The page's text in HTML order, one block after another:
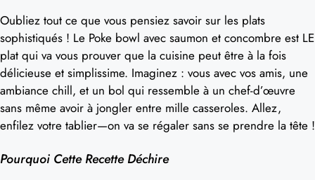
Oubliez tout ce que vous pensiez savoir sur les plats
sophistiqués ! Le Poke bowl avec saumon et concombre est LE
plat qui va vous prouver que la cuisine peut être à la fois
délicieuse et simplissime. Imaginez : vous avec vos amis, une
ambiance chill, et un bol qui ressemble à un chef-d’œuvre
sans même avoir à jongler entre mille casseroles. Allez,
enfilez votre tablier—on va se régaler sans se prendre la tête !
Pourquoi Cette Recette Déchire